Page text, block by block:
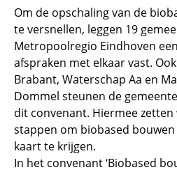
Om de opschaling van de
te versnellen, leggen 19
Metropoolregio Eindhoven
afspraken met elkaar vast.
Brabant, Waterschap Aa en
Dommel steunen de
dit convenant. Hiermee
stappen om biobased
kaart te krijgen.
In het convenant ‘Biobased